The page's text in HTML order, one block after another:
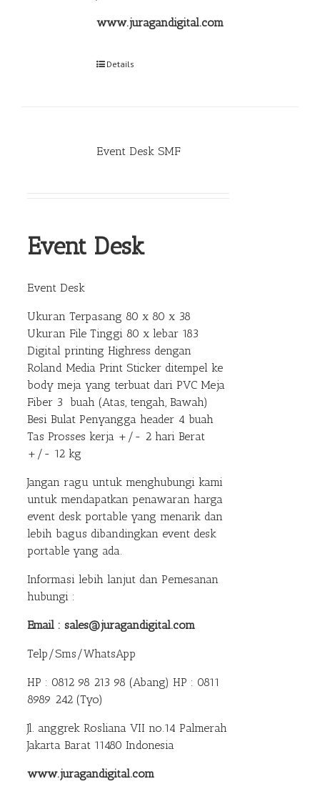
www.juragandigital.com
Details
Event Desk SMF
Event Desk
Event Desk
Ukuran Terpasang 80 x 80 x 38
Ukuran File Tinggi 80 x lebar 183
Digital printing Highress dengan
Roland Media Print Sticker ditempel ke
body meja yang terbuat dari PVC Meja
Fiber 3 buah (Atas, tengah, Bawah)
Besi Bulat Penyangga header 4 buah
Tas Prosses kerja +/- 2 hari Berat
+/- 12 kg
Jangan ragu untuk menghubungi kami
untuk mendapatkan penawaran harga
event desk portable yang menarik dan
lebih bagus dibandingkan event desk
portable yang ada.
Informasi lebih lanjut dan Pemesanan
hubungi :
Email : sales@juragandigital.com
Telp/Sms/WhatsApp
HP : 0812 98 213 98 (Abang) HP : 0811
8989 242 (Tyo)
Jl. anggrek Rosliana VII no.14 Palmerah
Jakarta Barat 11480 Indonesia
www.juragandigital.com